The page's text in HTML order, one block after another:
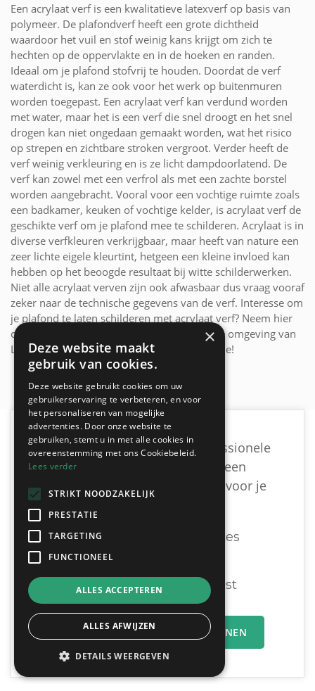
Een acrylaat verf is een kwalitatieve latexverf op basis van
polymeer. De plafondverf heeft een grote dichtheid
waardoor het vuil en stof weinig kans krijgt om zich te
hechten op de oppervlakte en in de hoeken en randen.
Ideaal om je plafond stofvrij te houden. Doordat de verf
waterdicht is, kan ze ook voor het werk op buitenmuren
worden toegepast. Een acrylaat verf kan verdund worden
met water, maar het is een verf die snel droogt en het snel
drogen kan niet ongedaan gemaakt worden, wat het risico
op strepen en zichtbare stroken vergroot. Verder heeft de
verf weinig verkleuring en is ze licht dampdoorlatend. De
verf kan zowel met een verfrol als met een zachte borstel
worden aangebracht. Vooral voor een vochtige ruimte zoals
een badkamer, keuken of vochtige kelder, is acrylaat verf de
geschikte verf om je plafond mee te schilderen. Acrylaat is in
diverse verfkleuren verkrijgbaar, maar heeft van nature een
zeer lichte eigele kleurtint, hetgeen een kleine invloed kan
hebben op het beoogde resultaat bij witte schilderwerken.
Niet alle acrylaat verven zijn ook afwasbaar dus vraag vooraf
zeker naar de technische gegevens van de verf. Interesse om
je plafond te laten schilderen met acrylaat verf? Neem hier
contact op met onze ervaren schilders uit de omgeving van
Linkebeek voor offertes of verdere informatie!
Ben je op zoek naar een professionele
schilder uit Linkebeek om een
vrijblijvende offerte te krijgen voor je
Ontvang tot 3 offertes
Gratis & Vrijblijvend
U vergelijkt en beslist
MIJN OFFERTEAANVRAAG INDIENEN
×
Deze website maakt
gebruik van cookies.
Deze website gebruikt cookies om uw
gebruikerservaring te verbeteren, en voor
het personaliseren van mogelijke
advertenties. Door onze website te
gebruiken, stemt u in met alle cookies in
overeenstemming met ons Cookiebeleid.
Lees verder
STRIKT NOODZAKELIJK
PRESTATIE
TARGETING
FUNCTIONEEL
ALLES ACCEPTEREN
ALLES AFWIJZEN
DETAILS WEERGEVEN